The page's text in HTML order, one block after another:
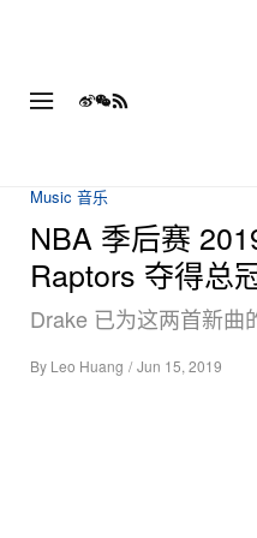
Music 音乐
NBA 季后赛
Raptors 夺得总
Drake 已为这两首新曲
By Leo Huang / Jun 15, 2019